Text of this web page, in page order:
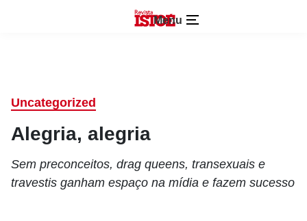
Menu
Uncategorized
Alegria, alegria
Sem preconceitos, drag queens, transexuais e
travestis ganham espaço na mídia e fazem sucesso